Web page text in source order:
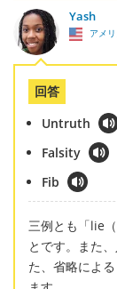
Yash
アメ
回答
Untruth
Falsity
Fib
三例とも「lie
とです。また
た、省略によ